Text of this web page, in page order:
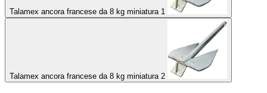
Talamex ancora francese da 8 kg miniatura 1
Talamex ancora francese da 8 kg miniatura 2